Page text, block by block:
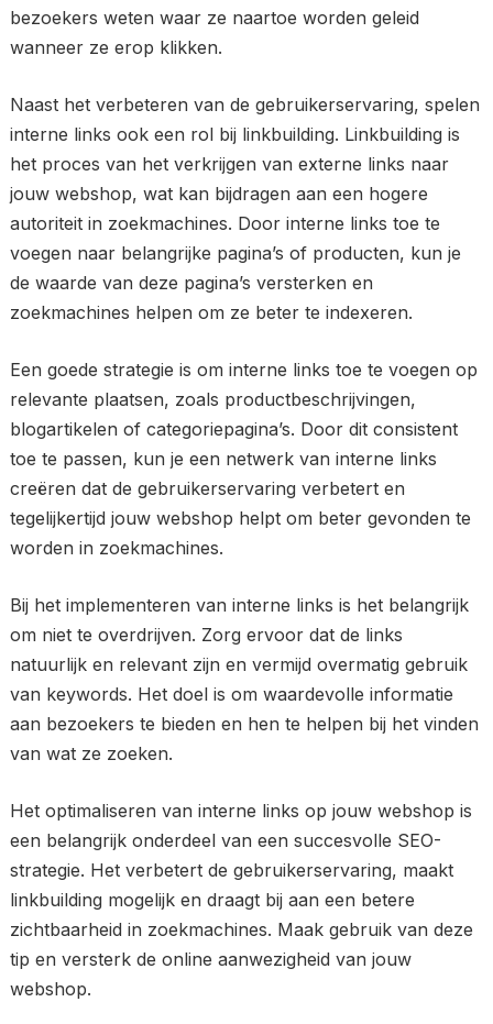
bezoekers weten waar ze naartoe worden geleid
wanneer ze erop klikken.
Naast het verbeteren van de gebruikerservaring, spelen
interne links ook een rol bij linkbuilding. Linkbuilding is
het proces van het verkrijgen van externe links naar
jouw webshop, wat kan bijdragen aan een hogere
autoriteit in zoekmachines. Door interne links toe te
voegen naar belangrijke pagina’s of producten, kun je
de waarde van deze pagina’s versterken en
zoekmachines helpen om ze beter te indexeren.
Een goede strategie is om interne links toe te voegen op
relevante plaatsen, zoals productbeschrijvingen,
blogartikelen of categoriepagina’s. Door dit consistent
toe te passen, kun je een netwerk van interne links
creëren dat de gebruikerservaring verbetert en
tegelijkertijd jouw webshop helpt om beter gevonden te
worden in zoekmachines.
Bij het implementeren van interne links is het belangrijk
om niet te overdrijven. Zorg ervoor dat de links
natuurlijk en relevant zijn en vermijd overmatig gebruik
van keywords. Het doel is om waardevolle informatie
aan bezoekers te bieden en hen te helpen bij het vinden
van wat ze zoeken.
Het optimaliseren van interne links op jouw webshop is
een belangrijk onderdeel van een succesvolle SEO-
strategie. Het verbetert de gebruikerservaring, maakt
linkbuilding mogelijk en draagt bij aan een betere
zichtbaarheid in zoekmachines. Maak gebruik van deze
tip en versterk de online aanwezigheid van jouw
webshop.